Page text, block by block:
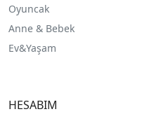
Oyuncak
Anne & Bebek
Ev&Yaşam
HESABIM